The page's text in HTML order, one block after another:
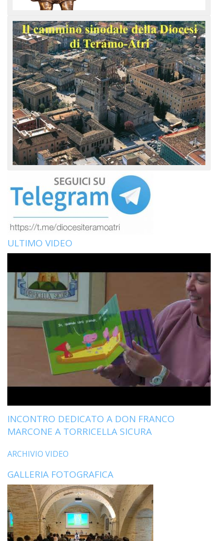
ULTIMO VIDEO
INCONTRO DEDICATO A DON FRANCO
MARCONE A TORRICELLA SICURA
ARCHIVIO VIDEO
GALLERIA FOTOGRAFICA